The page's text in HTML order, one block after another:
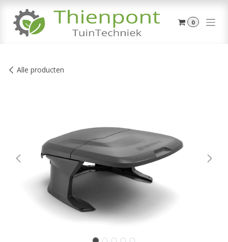
0
Alle producten